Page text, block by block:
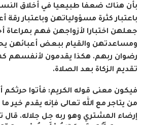
بأن هناك ضعفا طبيعيا في أخلاق
باعتبار كثرة مسؤولياتهن وباعتبار رقة
جعلهن اختبارا لأزواجهن فهم بمراعاة
ومساعدتهن والقيام ببعض أعبائهن
رضوان ربهم. هكذا يقدمون لأنفسهم
تقديم الزكاة بعد الصلاة.
فيكون معنى قوله الكريم: فأتوا حرثكم
من يتاجر مع الله تعالى فإنه يقدم خير
إرضاء المشتري وهو ربه جل جلاله. قال